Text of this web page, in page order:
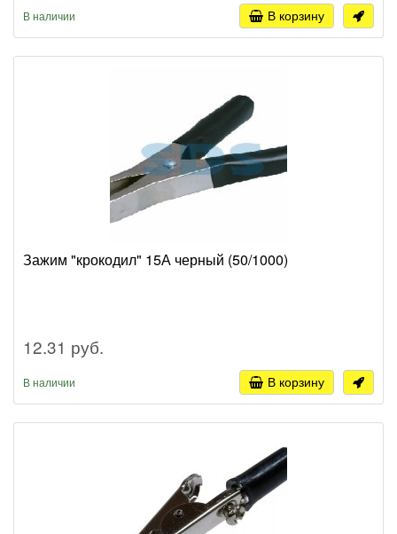
В наличии В корзину
Зажим "крокодил" 15А черный (50/1000)
12.31 руб.
В наличии В корзину